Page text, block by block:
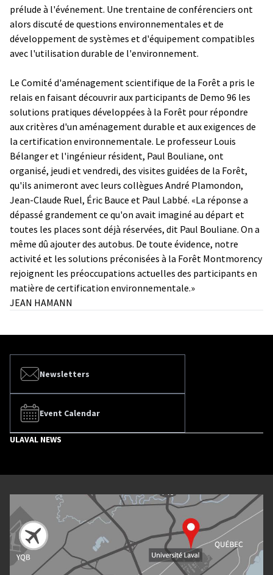
prélude à l'événement. Une trentaine de conférenciers ont
alors discuté de questions environnementales et de
développement de systèmes et d'équipement compatibles
avec l'utilisation durable de l'environnement.
Le Comité d'aménagement scientifique de la Forêt a pris le
relais en faisant découvrir aux participants de Demo 96 les
solutions pratiques développées à la Forêt pour répondre
aux critères d'un aménagement durable et aux exigences de
la certification environnementale. Le professeur Louis
Bélanger et l'ingénieur résident, Paul Bouliane, ont
organisé, jeudi et vendredi, des visites guidées de la Forêt,
qu'ils animeront avec leurs collègues André Plamondon,
Jean-Claude Ruel, Éric Bauce et Paul Labbé. «La réponse a
dépassé grandement ce qu'on avait imaginé au départ et
toutes les places sont déjà réservées, dit Paul Bouliane. On a
même dû ajouter des autobus. De toute évidence, notre
activité et les solutions préconisées à la Forêt Montmorency
rejoignent les préoccupations actuelles des participants en
matière de certification environnementale.»
JEAN HAMANN
Newsletters
Event Calendar
ULAVAL NEWS